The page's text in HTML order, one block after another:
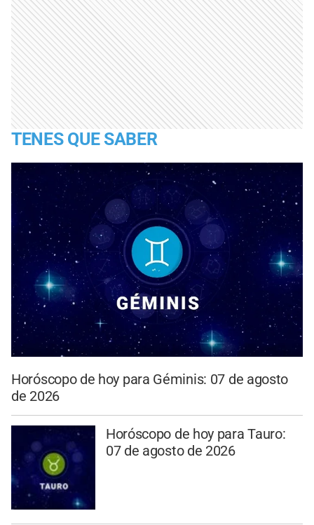
TENES QUE SABER
Horóscopo de hoy para Géminis: 07 de agosto
de 2026
Horóscopo de hoy para Tauro:
07 de agosto de 2026